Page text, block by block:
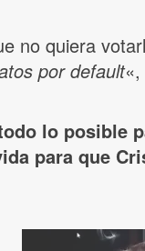
no quiera
por default«,
lo posible
para que